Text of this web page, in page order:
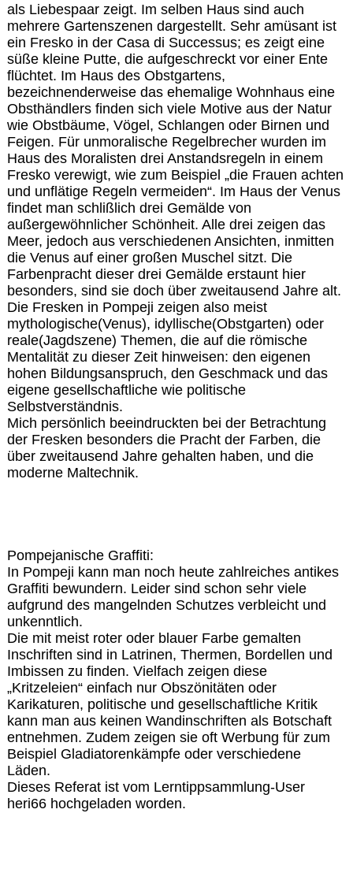
als Liebespaar zeigt. Im selben Haus sind auch
mehrere Gartenszenen dargestellt. Sehr amüsant ist
ein Fresko in der Casa di Successus; es zeigt eine
süße kleine Putte, die aufgeschreckt vor einer Ente
flüchtet. Im Haus des Obstgartens,
bezeichnenderweise das ehemalige Wohnhaus eine
Obsthändlers finden sich viele Motive aus der Natur
wie Obstbäume, Vögel, Schlangen oder Birnen und
Feigen. Für unmoralische Regelbrecher wurden im
Haus des Moralisten drei Anstandsregeln in einem
Fresko verewigt, wie zum Beispiel „die Frauen achten
und unflätige Regeln vermeiden“. Im Haus der Venus
findet man schlißlich drei Gemälde von
außergewöhnlicher Schönheit. Alle drei zeigen das
Meer, jedoch aus verschiedenen Ansichten, inmitten
die Venus auf einer großen Muschel sitzt. Die
Farbenpracht dieser drei Gemälde erstaunt hier
besonders, sind sie doch über zweitausend Jahre alt.
Die Fresken in Pompeji zeigen also meist
mythologische(Venus), idyllische(Obstgarten) oder
reale(Jagdszene) Themen, die auf die römische
Mentalität zu dieser Zeit hinweisen: den eigenen
hohen Bildungsanspruch, den Geschmack und das
eigene gesellschaftliche wie politische
Selbstverständnis.
Mich persönlich beeindruckten bei der Betrachtung
der Fresken besonders die Pracht der Farben, die
über zweitausend Jahre gehalten haben, und die
moderne Maltechnik.
Pompejanische Graffiti:
In Pompeji kann man noch heute zahlreiches antikes
Graffiti bewundern. Leider sind schon sehr viele
aufgrund des mangelnden Schutzes verbleicht und
unkenntlich.
Die mit meist roter oder blauer Farbe gemalten
Inschriften sind in Latrinen, Thermen, Bordellen und
Imbissen zu finden. Vielfach zeigen diese
„Kritzeleien“ einfach nur Obszönitäten oder
Karikaturen, politische und gesellschaftliche Kritik
kann man aus keinen Wandinschriften als Botschaft
entnehmen. Zudem zeigen sie oft Werbung für zum
Beispiel Gladiatorenkämpfe oder verschiedene
Läden.
Dieses Referat ist vom Lerntippsammlung-User
heri66 hochgeladen worden.